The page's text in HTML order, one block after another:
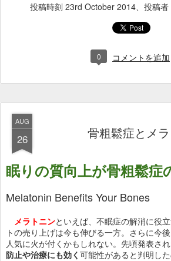
投稿時刻 23rd October 2014、投稿者
0 コメントを追加
AUG
26 骨粗鬆症とメ
眠りの質向上が骨粗鬆症
Melatonin Benefits Your Bones
メラトニンといえば、不眠症の解消に役
トの売り上げは今も伸びる一方。さらに今
人気に火が付くかもしれない。先頃発表され
防止や治療にも効く 可能性があると判明した